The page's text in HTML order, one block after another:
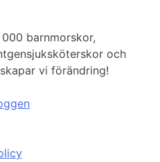
barnmorskor,
och
vi förändring!